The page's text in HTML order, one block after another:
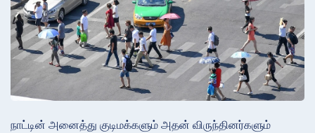
நாட்டின் அனைத்து குடிமக்களும் அதன் விருந்தினர்களும்